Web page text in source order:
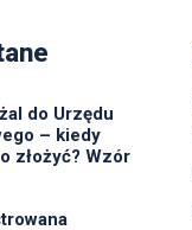
do Urzędu
– kiedy
złożyć? Wzór